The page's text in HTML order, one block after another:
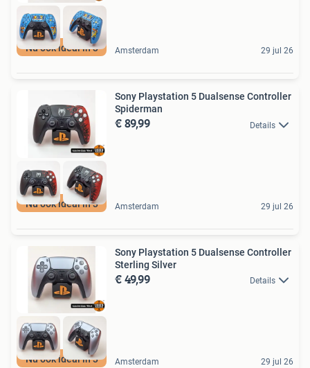
Nu ook ideal in 3 Amsterdam 29 jul 26
Nu ook ideal in 3
Sony Playstation 5 Dualsense Controller
Spiderman
€ 89,99 Details
Amsterdam 29 jul 26
Nu ook ideal in 3
Sony Playstation 5 Dualsense Controller
Sterling Silver
€ 49,99 Details
Amsterdam 29 jul 26